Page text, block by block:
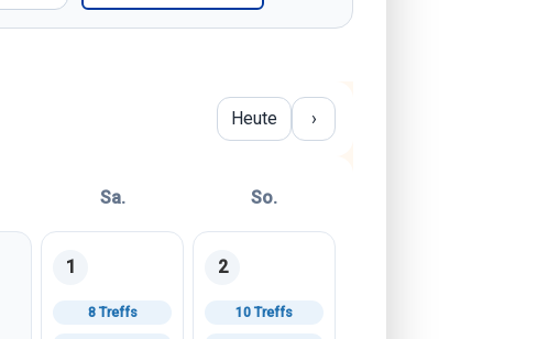
Heute ›
Sa. So.
2026 Samstag, 01. August 2026
1
8 Treffs
Sonntag, 02. August 2026
2
10 Treffs